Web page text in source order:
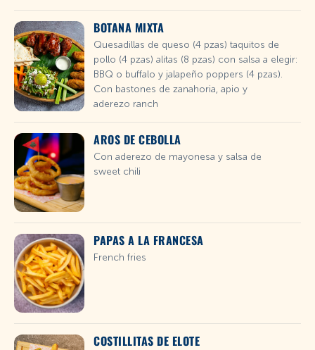
BOTANA MIXTA
Quesadillas de queso (4 pzas) taquitos de
pollo (4 pzas) alitas (8 pzas) con salsa a elegir:
BBQ o buffalo y jalapeño poppers (4 pzas).
Con bastones de zanahoria, apio y
aderezo ranch
AROS DE CEBOLLA
Con aderezo de mayonesa y salsa de
sweet chili
PAPAS A LA FRANCESA
French fries
COSTILLITAS DE ELOTE